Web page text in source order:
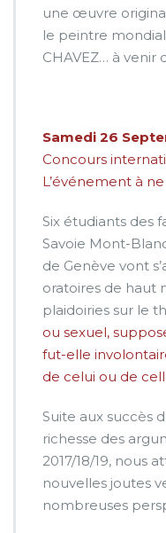
une œuvre
le peintre
CHAVEZ… à venir
Samedi 26
Concours
L’événement à
Six étudiants des
Savoie Mont-
de Genève vont
oratoires de haut
plaidoiries sur le
ou sexuel,
fut-elle
de celui ou de
Suite aux succès
richesse des
2017/18/19, nous
nouvelles joutes
nombreuses